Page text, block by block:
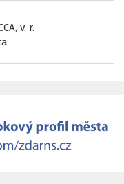
v. r.